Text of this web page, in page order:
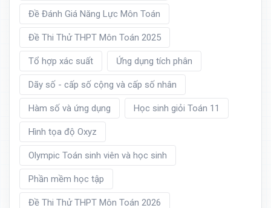
Đề Đánh Giá Năng Lực Môn Toán
Đề Thi Thử THPT Môn Toán 2025
Tổ hợp xác suất Ứng dụng tích phân
Dãy số - cấp số cộng và cấp số nhân
Hàm số và ứng dụng Học sinh giỏi Toán 11
Hình tọa độ Oxyz
Olympic Toán sinh viên và học sinh
Phần mềm học tập
Đề Thi Thử THPT Môn Toán 2026